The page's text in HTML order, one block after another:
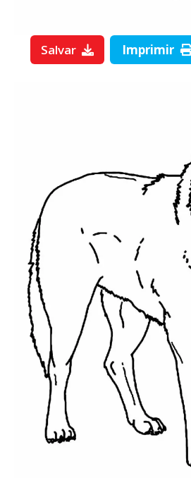
Salvar Imprimir